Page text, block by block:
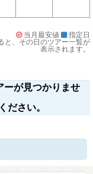
当月最安値
指定日
と、その日のツアー一覧が
表示されます。
ーが見つかりませ
ださい。